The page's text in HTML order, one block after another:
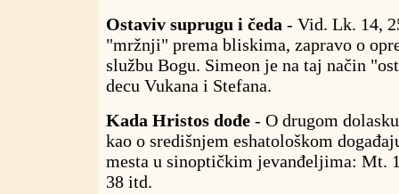
Ostaviv suprugu i čeda - Vid. Lk. 14,
"mržnji" prema bliskima, zapravo o
službu Bogu. Simeon je na taj način
decu Vukana i Stefana.
Kada Hristos dođe - O drugom
kao o središnjem eshatološkom
mesta u sinoptičkim jevanđeljima: Mt.
38 itd.